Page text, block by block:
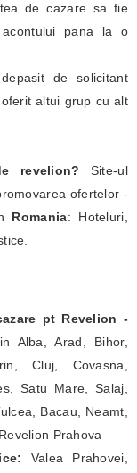
de cazare sa fie
pana la o
de solicitant
altui grup cu alt
revelion? Site-ul
ofertelor -
Romania: Hoteluri,
pt Revelion -
Alba, Arad, Bihor,
Cluj, Covasna,
Satu Mare, Salaj,
Bacau, Neamt,
Prahova
Valea Prahovei,